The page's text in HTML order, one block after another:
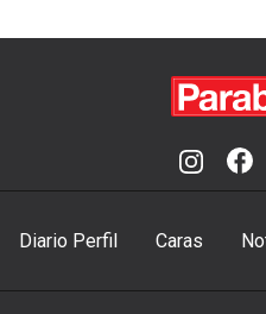
Diario Perfil Caras